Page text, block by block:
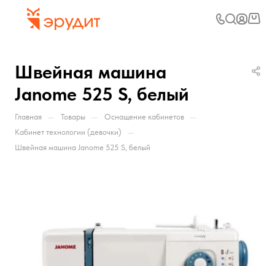
Швейная машина
Janome 525 S, белый
Главная — Товары — Оснащение кабинетов —
Кабинет технологии (девочки) —
Швейная машина Janome 525 S, белый